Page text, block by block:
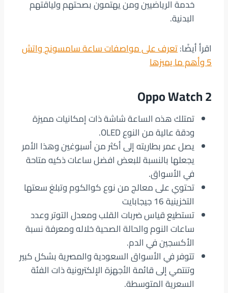
خدمة الرياضيين ومن يهتمون بصحتهم ولياقتهم
البدنية.
اقرأ أيضًا:تعرف على مواصفات ساعة سامسونج واتش
5 وأهم ما يميزها
Oppo Watch 2
تمتلك هذه الساعة شاشة ذات إمكانيات مميزة
ودقة عالية من النوع OLED.
يصل عمر بطاريته إلى أكثر من أسبوغين وهذا الأمر
يجعلها بالنسبة للبعض افضل ساعات ذكيه متاحة
في الأسواق.
تحتوي على معالج من نوع كوالكوم وتبلغ سعتها
التخزينية 16 جيجابايت
تستطيع قياس ضربات القلب ومعدل التوتر وعدد
ساعات النوم والحالة الصحية خلاله ومعرفة نسبة
الأكسجين في الدم.
تتوفر في الأسواق السعودية والمصرية بشكل كبير
وتنتمي إلى قائمة الأجهزة الإلكترونية ذات الفئة
السعرية المتوسطة.